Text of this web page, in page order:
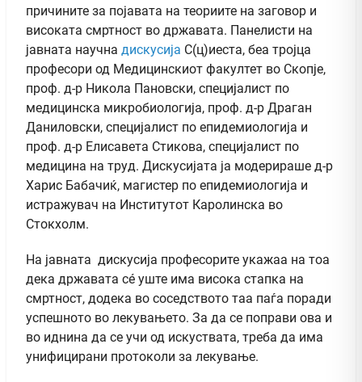
причините за појавата на теориите на заговор и
високата смртност во државата. Панелисти на
јавната научна дискусија С(ц)иеста, беа тројца
професори од Медицинскиот факултет во Скопје,
проф. д-р Никола Пановски, специјалист по
медицинска микробиологија, проф. д-р Драган
Даниловски, специјалист по епидемиологија и
проф. д-р Елисавета Стикова, специјалист по
медицина на труд. Дискусијата ја модерираше д-р
Харис Бабачиќ, магистер по епидемиологија и
истражувач на Институтот Каролинска во
Стокхолм.
На јавната дискусија професорите укажаа на тоа
дека државата сé уште има висока стапка на
смртност, додека во соседството таа паѓа поради
успешното во лекувањето. За да се поправи ова и
во иднина да се учи од искуствата, треба да има
унифицирани протоколи за лекување.